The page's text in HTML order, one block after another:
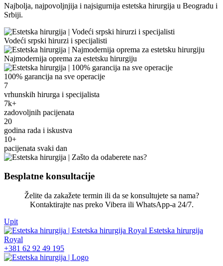
Najbolja, najpovoljnjija i najsigurnija estetska hirurgija u Beogradu i
Srbiji.
Vodeći srpski hirurzi i specijalisti
Najmodernija oprema za estetsku hirurgiju
100% garancija na sve operacije
7
vrhunskih hirurga i specijalista
7k+
zadovoljnih pacijenata
20
godina rada i iskustva
10+
pacijenata svaki dan
Besplatne konsultacije
Želite da zakažete termin ili da se konsultujete sa nama?
Kontaktirajte nas preko Vibera ili WhatsApp-a 24/7.
Upit
+381 62 92 49 195